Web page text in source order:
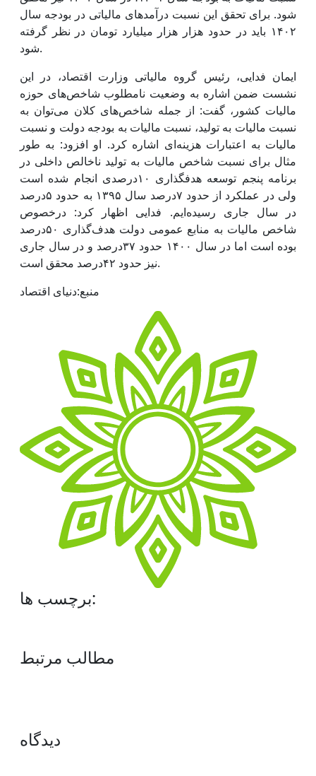
شود. برای تحقق این نسبت درآمدهای مالیاتی در بودجه سال
۱۴۰۲ باید در حدود هزار هزار میلیارد تومان در نظر گرفته
شود.
ایمان فدایی، رئیس گروه مالیاتی وزارت اقتصاد، در این
نشست ضمن اشاره به وضعیت نامطلوب شاخص‌های حوزه
مالیات کشور، گفت: از جمله شاخص‌های کلان می‌توان به
نسبت مالیات به تولید، نسبت مالیات به بودجه دولت و نسبت
مالیات به اعتبارات هزینه‌ای اشاره کرد. او افزود: به طور
مثال برای نسبت شاخص مالیات به تولید ناخالص داخلی در
برنامه پنجم توسعه هدفگذاری ۱۰درصدی انجام شده است
ولی در عملکرد از حدود ۷درصد سال ۱۳۹۵ به حدود ۵درصد
در سال جاری رسیده‌ایم. فدایی اظهار کرد: درخصوص
شاخص مالیات به منابع عمومی دولت هدف‌گذاری ۵۰درصد
بوده است اما در سال ۱۴۰۰ حدود ۳۷درصد و در سال جاری
نیز حدود ۴۲درصد محقق است.
منبع:دنیای اقتصاد
برچسب ها:
مطالب مرتبط
دیدگاه